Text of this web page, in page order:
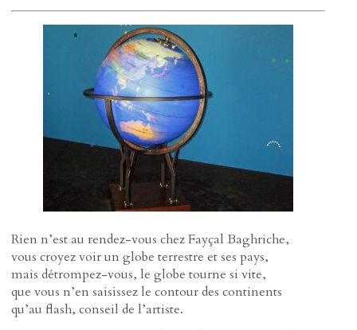
Rien n’est au rendez-vous chez Fayçal Baghriche,
vous croyez voir un globe terrestre et ses pays,
mais détrompez-vous, le globe tourne si vite,
que vous n’en saisissez le contour des continents
qu’au flash, conseil de l’artiste.